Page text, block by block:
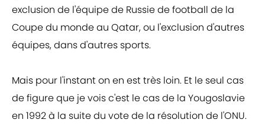
exclusion de l'équipe de Russie de football de la
Coupe du monde au Qatar, ou l'exclusion d'autres
équipes, dans d'autres sports.
Mais pour l'instant on en est très loin. Et le seul cas
de figure que je vois c'est le cas de la Yougoslavie
en 1992 à la suite du vote de la résolution de l'ONU.